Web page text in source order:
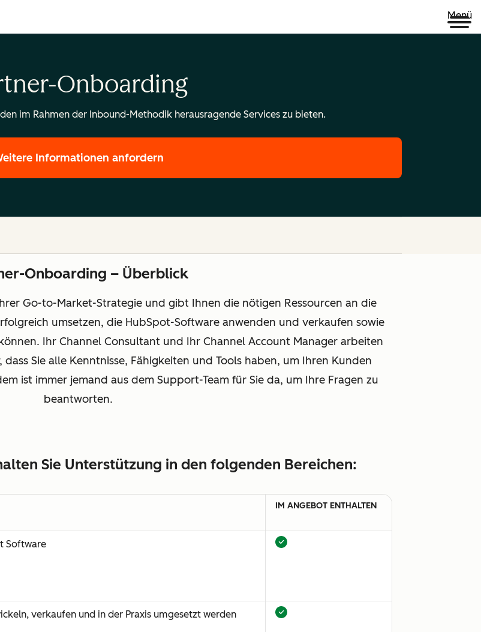
Menü
Onboarding
im Rahmen der Inbound-Methodik herausragende Services zu bieten.
Informationen anfordern
Onboarding – Überblick
Go-to-Market-Strategie und gibt Ihnen die nötigen Ressourcen an die
umsetzen, die HubSpot-Software anwenden und verkaufen sowie
Ihr Channel Consultant und Ihr Channel Account Manager arbeiten
Sie alle Kenntnisse, Fähigkeiten und Tools haben, um Ihren Kunden
ist immer jemand aus dem Support-Team für Sie da, um Ihre Fragen zu
beantworten.
Sie Unterstützung in den folgenden Bereichen:
IM ANGEBOT ENTHALTEN
Software
verkaufen und in der Praxis umgesetzt werden